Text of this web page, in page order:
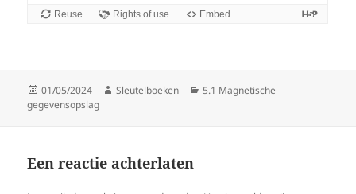
Gepubliceerd
op
01/05/2024 Auteur
Sleutelboeken Categorieën
5.1 Magnetische
gegevensopslag
Een reactie achterlaten